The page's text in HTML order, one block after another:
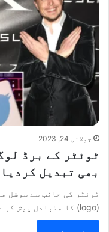
جولائی 24, 2023
ٹوئٹر کے برڈ
بھی تبدیل
ٹوئٹر کی جانب سے سوشل
(logo) کا متبادل پیش کر دیا گیا ہے…